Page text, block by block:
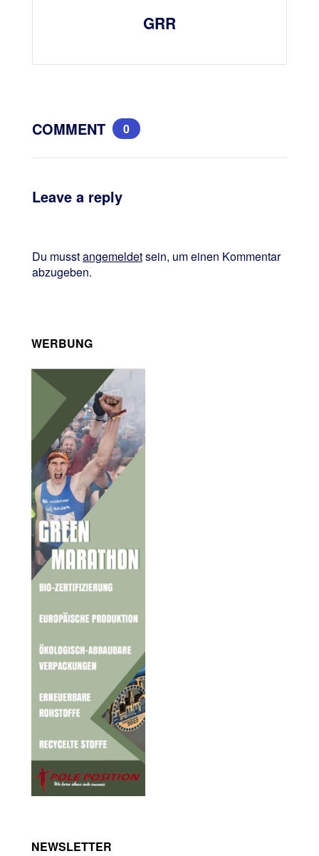
GRR
COMMENT 0
Leave a reply
Du musstangemeldetsein, um einen Kommentar
abzugeben.
WERBUNG
NEWSLETTER